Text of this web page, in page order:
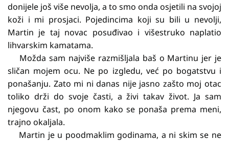
donijele još više nevolja, a to smo onda osjetili na svojoj
koži i mi prosjaci. Pojedincima koji su bili u nevolji,
Martin je taj novac posuđivao i višestruko naplatio
lihvarskim kamatama.
Možda sam najviše razmišljala baš o Martinu jer je
sličan mojem ocu. Ne po izgledu, već po bogatstvu i
ponašanju. Zato mi ni danas nije jasno zašto moj otac
toliko drži do svoje časti, a živi takav život. Ja sam
njegovu čast, po onom kako se ponaša prema meni,
trajno okaljala.
Martin je u poodmaklim godinama, a ni skim se ne